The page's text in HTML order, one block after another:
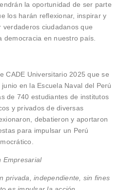
la oportunidad de ser parte
los harán reflexionar, inspirar y
ciudadanos que
democracia en nuestro país.
CADE Universitario 2025 que se
en la Escuela Naval del Perú
de 740 estudiantes de institutos
y privados de diversas
debatieron y aportaron
para impulsar un Perú
Empresarial
privada, independiente, sin fines